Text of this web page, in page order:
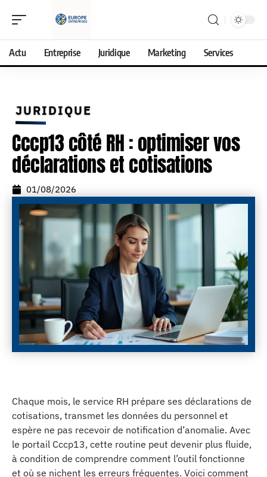
Actu Entreprise Juridique Marketing Services
JURIDIQUE
Cccp13 côté RH : optimiser vos
déclarations et cotisations
01/08/2026
Chaque mois, le service RH prépare ses déclarations de
cotisations, transmet les données du personnel et
espère ne pas recevoir de notification d’anomalie. Avec
le portail Cccp13, cette routine peut devenir plus fluide,
à condition de comprendre comment l’outil fonctionne
et où se nichent les erreurs fréquentes. Voici comment